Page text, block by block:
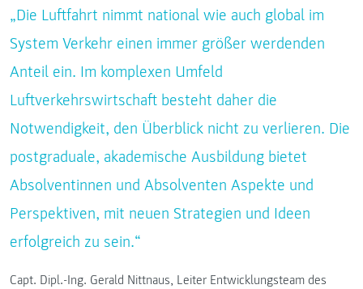
„Die Luftfahrt nimmt national wie auch global im
System Verkehr einen immer größer werdenden
Anteil ein. Im komplexen Umfeld
Luftverkehrswirtschaft besteht daher die
Notwendigkeit, den Überblick nicht zu verlieren. Die
postgraduale, akademische Ausbildung bietet
Absolventinnen und Absolventen Aspekte und
Perspektiven, mit neuen Strategien und Ideen
erfolgreich zu sein.“
Capt. Dipl.-Ing. Gerald Nittnaus, Leiter Entwicklungsteam des